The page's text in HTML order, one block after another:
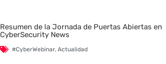
Resumen de la Jornada de Puertas Abiertas en
CyberSecurity News
#CyberWebinar, Actualidad